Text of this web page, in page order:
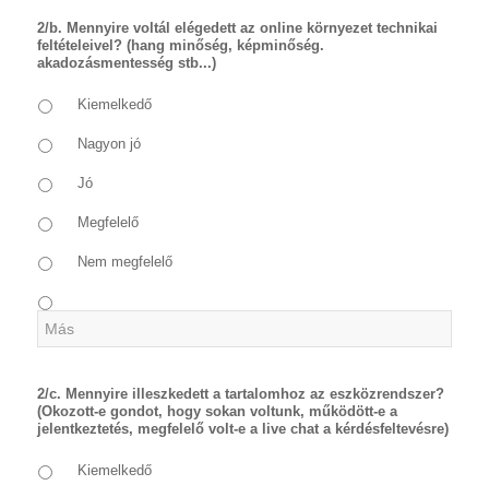
2/b. Mennyire voltál elégedett az online környezet technikai
feltételeivel? (hang minőség, képminőség.
akadozásmentesség stb...)
Kiemelkedő
Nagyon jó
Jó
Megfelelő
Nem megfelelő
2/c. Mennyire illeszkedett a tartalomhoz az eszközrendszer?
(Okozott-e gondot, hogy sokan voltunk, működött-e a
jelentkeztetés, megfelelő volt-e a live chat a kérdésfeltevésre)
Kiemelkedő